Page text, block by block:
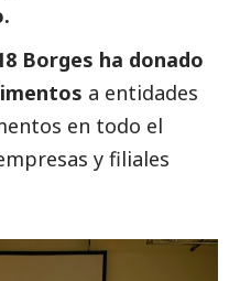
Borges ha donado
a entidades
en todo el
y filiales